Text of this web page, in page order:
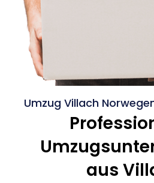
Umzug Villach
aus